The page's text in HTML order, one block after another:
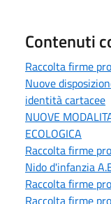
Contenuti
Raccolta firme
Nuove
identità cartacee
NUOVE
ECOLOGICA
Raccolta firme
Nido d'infanzia
Raccolta firme
Raccolta firme